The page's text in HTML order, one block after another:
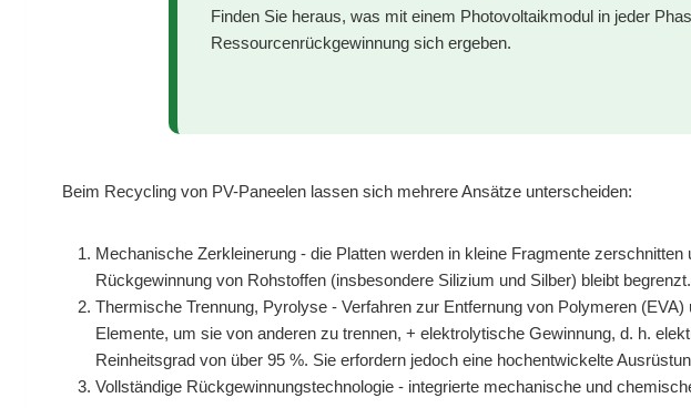
Finden Sie heraus, was mit einem Photovoltaikmodul in jeder
Ressourcenrückgewinnung sich ergeben.
Beim Recycling von PV-Paneelen lassen sich mehrere Ansätze unterscheiden:
Mechanische Zerkleinerung - die Platten werden in kleine Fragmente
Rückgewinnung von Rohstoffen (insbesondere Silizium und Silber) bleibt begrenzt.
Thermische Trennung, Pyrolyse - Verfahren zur Entfernung von Polymeren
Elemente, um sie von anderen zu trennen, + elektrolytische Gewinnung, d. h.
Reinheitsgrad von über 95 %. Sie erfordern jedoch eine hochentwickelte
Vollständige Rückgewinnungstechnologie - integrierte mechanische und